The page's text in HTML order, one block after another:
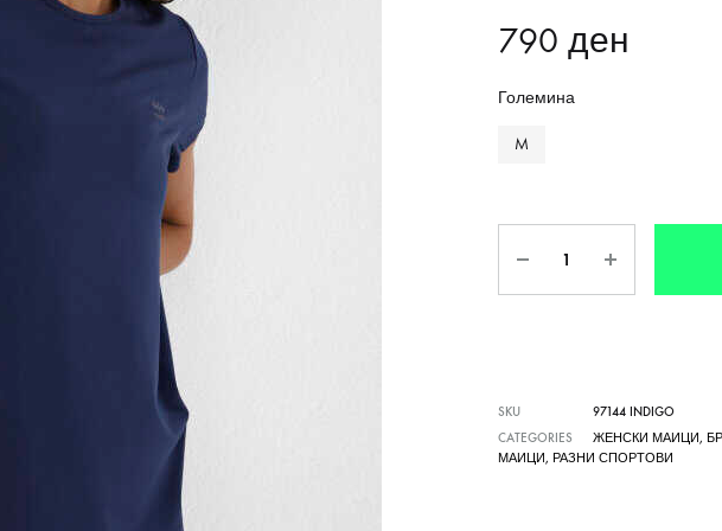
790 ден
Големина
M
SKU
97144 INDIGO
CATEGORIES
ЖЕНСКИ МАИЦИ,
МАИЦИ, РАЗНИ СПОРТОВИ